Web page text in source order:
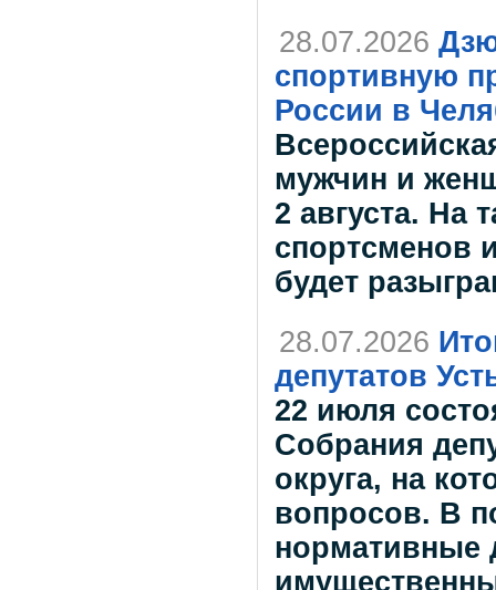
28.07.2026
спортивную
России в
мужчин и
2 августа. На
спортсменов
будет
28.07.2026
депутатов
22 июля
Собрания
округа, на
вопросов. В
нормативные